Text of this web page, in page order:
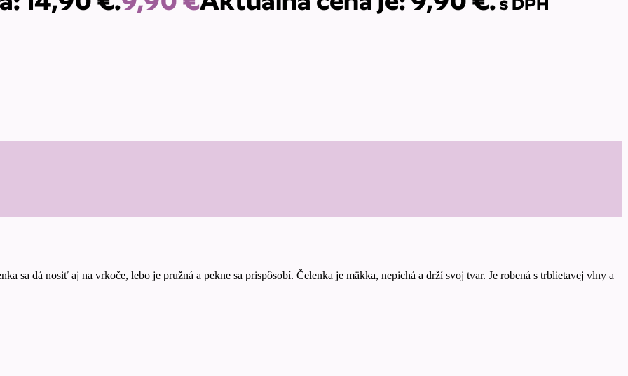
sa dá nosiť aj na vrkoče, lebo je pružná a pekne sa prispôsobí. Čelenka je mäkka, nepichá a drží svoj tvar. Je robená s trblietavej vlny a